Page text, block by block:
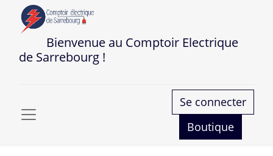
Bienvenue au Comptoir Electrique
de Sarrebourg !
Se connecter
Boutique